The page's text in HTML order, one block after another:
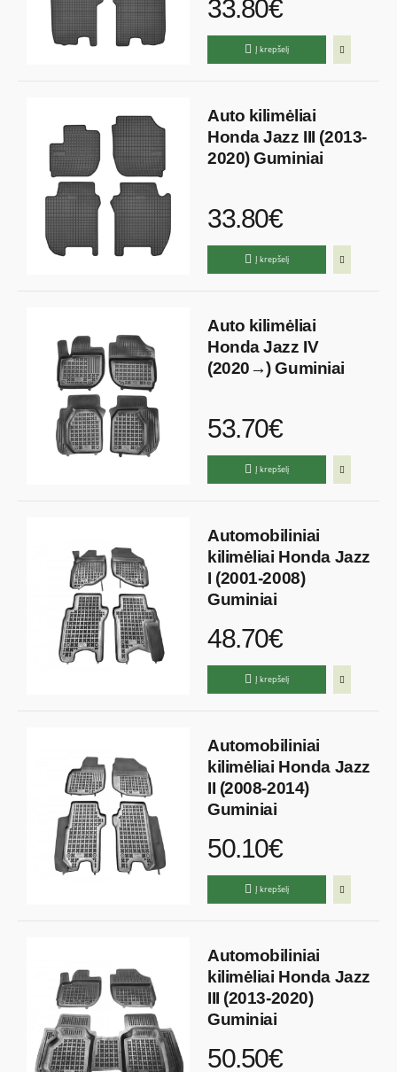
33.80€
Į krepšelį
Auto kilimėliai
Honda Jazz III (2013-
2020) Guminiai
33.80€
Į krepšelį
Auto kilimėliai
Honda Jazz IV
(2020→) Guminiai
53.70€
Į krepšelį
Automobiliniai
kilimėliai Honda Jazz
I (2001-2008)
Guminiai
48.70€
Į krepšelį
Automobiliniai
kilimėliai Honda Jazz
II (2008-2014)
Guminiai
50.10€
Į krepšelį
Automobiliniai
kilimėliai Honda Jazz
III (2013-2020)
Guminiai
50.50€